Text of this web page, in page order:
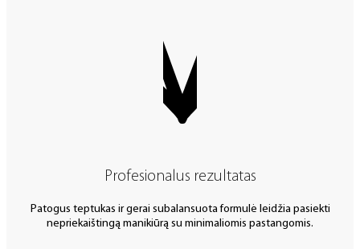
Profesionalus rezultatas
Patogus teptukas ir gerai subalansuota formulė leidžia pasiekti
nepriekaištingą manikiūrą su minimaliomis pastangomis.